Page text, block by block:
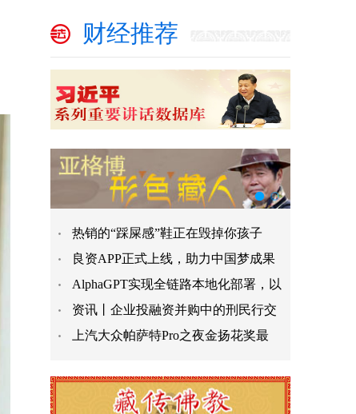
财经推荐
热销的“踩屎感”鞋正在毁掉你孩子
良资APP正式上线，助力中国梦成果
AlphaGPT实现全链路本地化部署，以
资讯丨企业投融资并购中的刑民行交
上汽大众帕萨特Pro之夜金扬花奖最